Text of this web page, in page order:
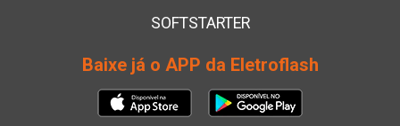
SOFTSTARTER
Baixe já o APP da Eletroflash